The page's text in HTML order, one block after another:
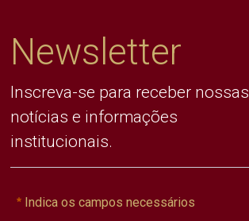
Newsletter
Inscreva-se para receber nossas
notícias e informações
institucionais.
Indica os campos necessários